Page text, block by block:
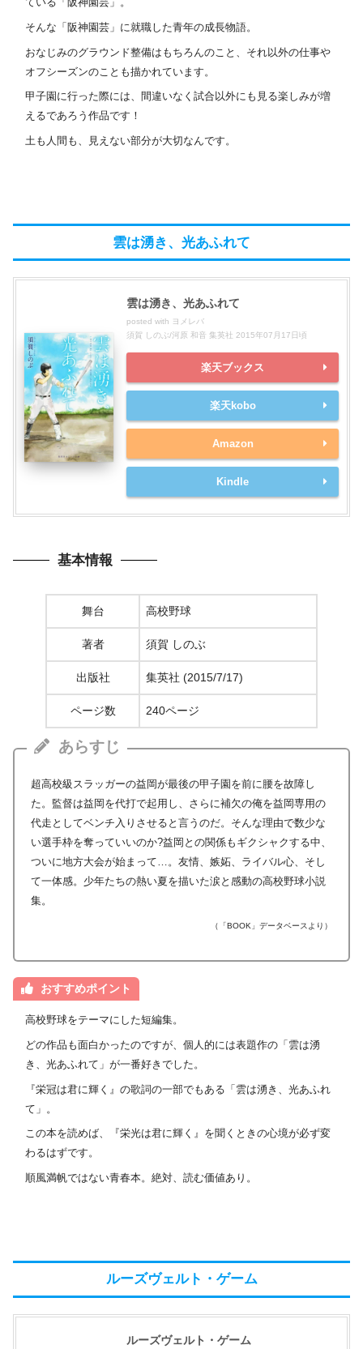
そんな「阪神園芸」に就職した青年の成長物語。
おなじみのグラウンド整備はもちろんのこと、それ以外の仕事や
オフシーズンのことも描かれています。
甲子園に行った際には、間違いなく試合以外にも見る楽しみが増
えるであろう作品です！
土も人間も、見えない部分が大切なんです。
雲は湧き、光あふれて
雲は湧き、光あふれて
posted with ヨメレバ
須賀 しのぶ/河原 和音 集英社 2015年07月17日頃
楽天ブックス
楽天kobo
Amazon
Kindle
基本情報
舞台 高校野球
著者 須賀 しのぶ
出版社 集英社 (2015/7/17)
ページ数 240ページ
あらすじ
超高校級スラッガーの益岡が最後の甲子園を前に腰を故障し
た。監督は益岡を代打で起用し、さらに補欠の俺を益岡専用の
代走としてベンチ入りさせると言うのだ。そんな理由で数少な
い選手枠を奪っていいのか?益岡との関係もギクシャクする中、
ついに地方大会が始まって…。友情、嫉妬、ライバル心、そし
て一体感。少年たちの熱い夏を描いた涙と感動の高校野球小説
集。
（「BOOK」データベースより）
おすすめポイント
高校野球をテーマにした短編集。
どの作品も面白かったのですが、個人的には表題作の「雲は湧
き、光あふれて」が一番好きでした。
『栄冠は君に輝く』の歌詞の一部でもある「雲は湧き、光あふれ
て」。
この本を読めば、『栄光は君に輝く』を聞くときの心境が必ず変
わるはずです。
順風満帆ではない青春本。絶対、読む価値あり。
ルーズヴェルト・ゲーム
ルーズヴェルト・ゲーム